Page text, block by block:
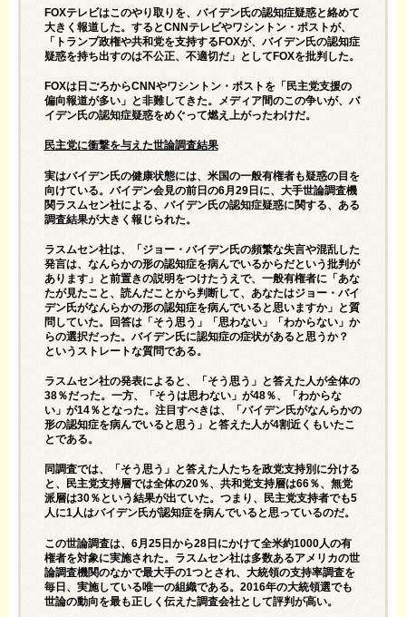
FOXテレビはこのやり取りを、バイデン氏の認知症疑惑と絡めて
大きく報道した。するとCNNテレビやワシントン・ポストが、
「トランプ政権や共和党を支持するFOXが、バイデン氏の認知症
疑惑を持ち出すのは不公正、不適切だ」としてFOXを批判した。
FOXは日ごろからCNNやワシントン・ポストを「民主党支援の
偏向報道が多い」と非難してきた。メディア間のこの争いが、バ
イデン氏の認知症疑惑をめぐって燃え上がったわけだ。
民主党に衝撃を与えた世論調査結果
実はバイデン氏の健康状態には、米国の一般有権者も疑惑の目を
向けている。バイデン会見の前日の6月29日に、大手世論調査機
関ラスムセン社による、バイデン氏の認知症疑惑に関する、ある
調査結果が大きく報じられた。
ラスムセン社は、「ジョー・バイデン氏の頻繁な失言や混乱した
発言は、なんらかの形の認知症を病んでいるからだという批判が
あります」と前置きの説明をつけたうえで、一般有権者に「あな
たが見たこと、読んだことから判断して、あなたはジョー・バイ
デン氏がなんらかの形の認知症を病んでいると思いますか」と質
問していた。回答は「そう思う」「思わない」「わからない」か
らの選択だった。バイデン氏に認知症の症状があると思うか？
というストレートな質問である。
ラスムセン社の発表によると、「そう思う」と答えた人が全体の
38％だった。一方、「そうは思わない」が48％、「わからな
い」が14％となった。注目すべきは、「バイデン氏がなんらかの
形の認知症を病んでいると思う」と答えた人が4割近くもいたこ
とである。
同調査では、「そう思う」と答えた人たちを政党支持別に分ける
と、民主党支持層では全体の20％、共和党支持層は66％、無党
派層は30％という結果が出ていた。つまり、民主党支持者でも5
人に1人はバイデン氏が認知症を病んでいると思っているのだ。
この世論調査は、6月25日から28日にかけて全米約1000人の有
権者を対象に実施された。ラスムセン社は多数あるアメリカの世
論調査機関のなかで最大手の1つとされ、大統領の支持率調査を
毎日、実施している唯一の組織である。2016年の大統領選でも
世論の動向を最も正しく伝えた調査会社として評判が高い。